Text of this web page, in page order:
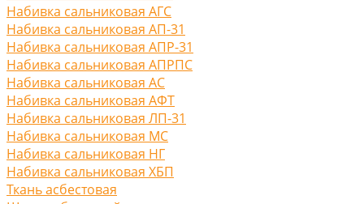
Набивка сальниковая АГС
Набивка сальниковая АП-31
Набивка сальниковая АПР-31
Набивка сальниковая АПРПС
Набивка сальниковая АС
Набивка сальниковая АФТ
Набивка сальниковая ЛП-31
Набивка сальниковая МС
Набивка сальниковая НГ
Набивка сальниковая ХБП
Ткань асбестовая